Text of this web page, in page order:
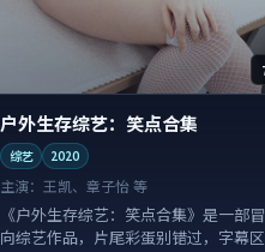
户外生存综艺：笑点合集
综艺 2020
主演：王凯、章子怡 等
《户外生存综艺：笑点合集》是一部
向综艺作品，片尾彩蛋别错过，字幕